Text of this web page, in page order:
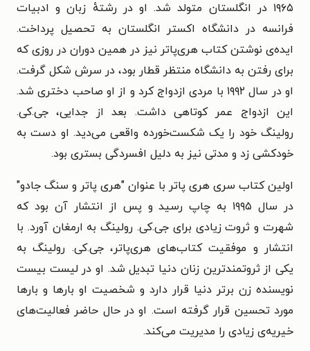
۱۹۶۵ در انگلستان متولد شد. او در رشتهٔ زبان و ادبیات
فرانسه در دانشگاه اکستر انگلستان به تحصیل پرداخت.
ایده‌ی نوشتن کتاب هری‌پاتر نیز در همین دوران در روزی که
برای رفتن به دانشگاه منتظر قطار بود، در سرش شکل گرفت.
او در سال ۱۹۹۲ با مردی ازدواج کرد و از او صاحب دختری شد.
این ازدواج عمر کوتاهی داشت. بعد از جدایی، جی.کی.
رولینگ خود را یک شکست‌خورده‌ واقعی می‌دید. او دست به
خودکشی زد و مدتی نیز به دلیل افسردگی بستری بود.
اولین کتاب سری هری پاتر با عنوان "هری پاتر و سنگ جادو"
در سال ۱۹۹۵ به چاپ رسید و پس از انتشار آن بود که
شهرت و ثروت زیادی برای جی.کی. رولینگ به ارمغان آورد. با
انتشار و موفقیت کتاب‌های هری‌پاتر، جی.کی. رولینگ به
یکی از ثروتمندترین زنان دنیا تبدیل شد. او در لیست بیست
نویسنده‌ زن برتر دنیا قرار دارد و شخصیت او بارها و بارها
مورد تحسین قرار گرفته است. او در حال حاضر فعالیت‌های
خیریه‌ی زیادی را مدیریت می‌کند.